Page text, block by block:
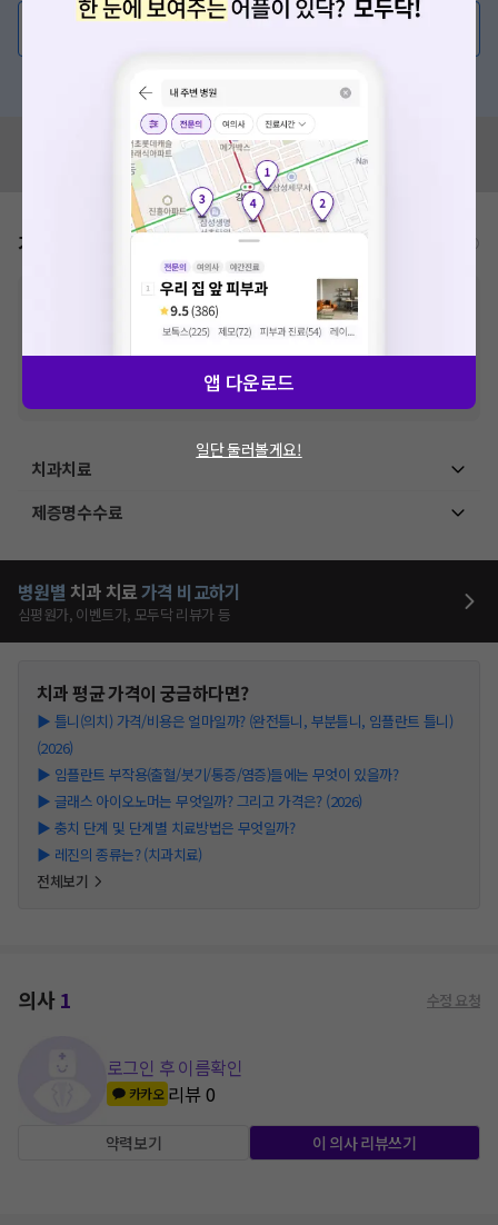
💬 무엇이든 물어보세요
혹시 잘못된 병원정보가 있나요?
모두닥 팀에 알려주세요!
가격표 비급여/급여 진료란?
비급여 항목의 경우,추가비용 등으로 실제 가격과 상이할 수 있으니, 정확
한 가격은 해당 의료기관에 직접 문의해주세요.
건강보험심사평가원에 고지되어 있는 급여 진료 기준 가
격입니다. (진료와 연관된 복합적인 비용이 추가되어, 병원마다 금액이 다르게
산정될 수 있는 점 참고 바랍니다.)
VAT 포함
치과치료
제증명수수료
병원별 치과 치료가격 비교하기
심평원가, 이벤트가, 모두닥 리뷰가 등
치과평균 가격이 궁금하다면?
▶ 틀니(의치) 가격/비용은 얼마일까? (완전틀니, 부분틀니, 임플란트 틀니)
(2026)
▶ 임플란트 부작용(출혈/붓기/통증/염증)들에는 무엇이 있을까?
▶ 글래스 아이오노머는 무엇일까? 그리고 가격은? (2026)
▶ 충치 단계 및 단계별 치료방법은 무엇일까?
▶ 레진의 종류는? (치과치료)
전체보기
의사1 수정 요청
로그인 후 이름확인
카카오 리뷰0
약력보기 이 의사 리뷰쓰기
앱 다운로드
일단 둘러볼게요!